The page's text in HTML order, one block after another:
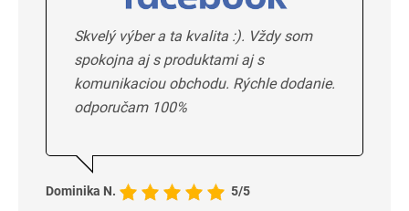
Skvelý výber a ta kvalita :). Vždy som
spokojna aj s produktami aj s
komunikaciou obchodu. Rýchle dodanie.
odporučam 100%
Dominika N. 5/5